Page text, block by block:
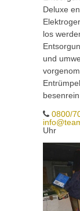
Deluxe
los
und
0800/
Uhr